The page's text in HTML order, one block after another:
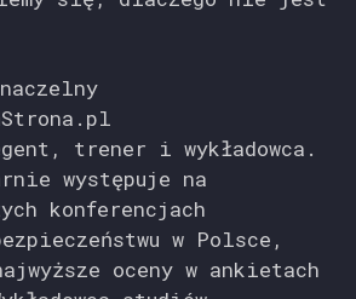
trener i wykładowca.
występuje na
konferencjach
w Polsce,
oceny w ankietach